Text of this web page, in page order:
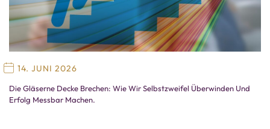
14. JUNI 2026
Die Gläserne Decke Brechen: Wie Wir Selbstzweifel Überwinden Und
Erfolg Messbar Machen.